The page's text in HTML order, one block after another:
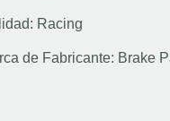
Racing
de Fabricante: Brake